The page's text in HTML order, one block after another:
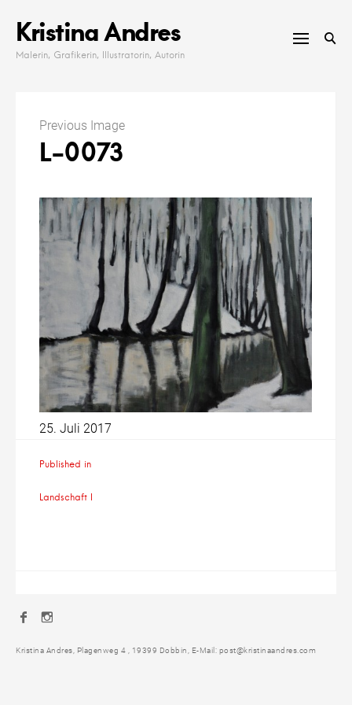
content
Kristina Andres
Malerin, Grafikerin, Illustratorin, Autorin
Previous Image
L-0073
25. Juli 2017
Published in
Landschaft I
Facebook
Kristina Andres, Plagenweg 4 , 19399 Dobbin, E-Mail: post@kristinaandres.com